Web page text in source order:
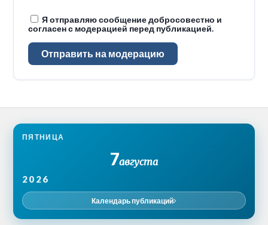
Я отправляю сообщение добросовестно и
согласен с модерацией перед публикацией.
Отправить на модерацию
ПЯТНИЦА
7августа
2026
Календарь публикаций